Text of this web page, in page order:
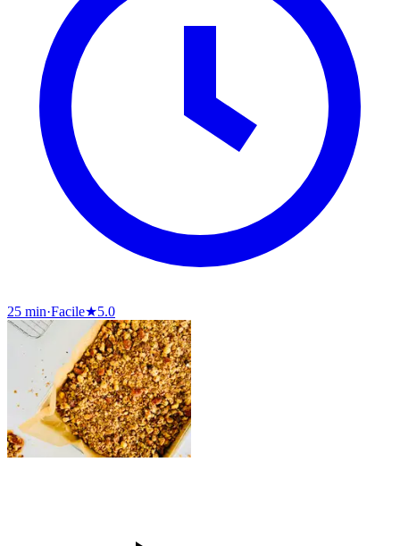
25 min·Facile★5.0